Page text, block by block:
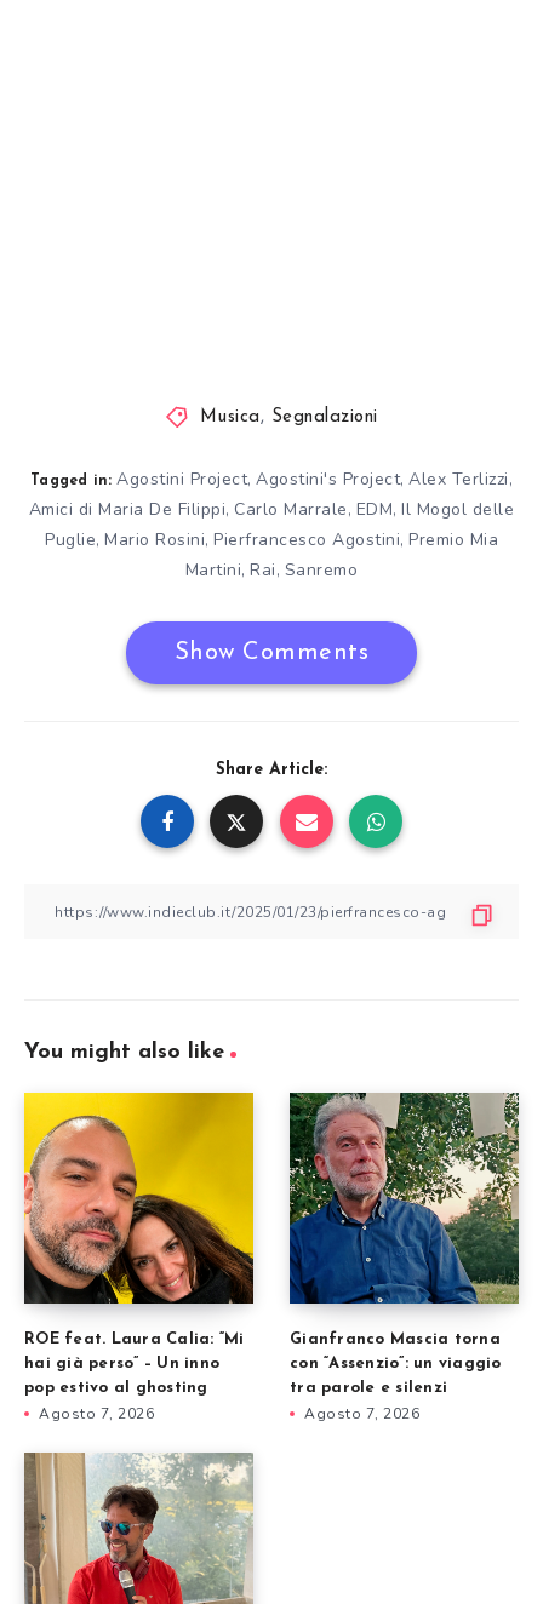
Musica, Segnalazioni
Tagged in: Agostini Project, Agostini's Project, Alex Terlizzi,
Amici di Maria De Filippi, Carlo Marrale, EDM,Il Mogol delle
Puglie, Mario Rosini, Pierfrancesco Agostini, Premio Mia
Martini,Rai, Sanremo
Show Comments
Share Article:
You might also like
ROE feat. Laura Calia: “Mi
hai già perso” – Un inno
pop estivo al ghosting
Agosto 7, 2026
Gianfranco Mascia torna
con “Assenzio”: un viaggio
tra parole e silenzi
Agosto 7, 2026